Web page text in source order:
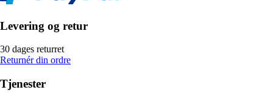
Levering og retur
30 dages returret
Returnér din ordre
Tjenester